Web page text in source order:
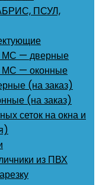
ПСУЛ,
МС — дверные
МС — оконные
(на заказ)
(на заказ)
сеток на окна и
из ПВХ